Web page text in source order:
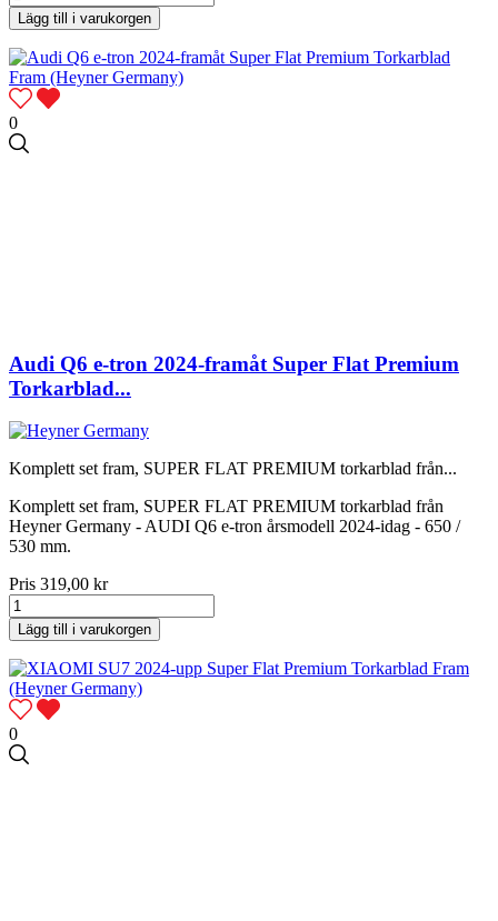
Lägg till i varukorgen
0
Audi Q6 e-tron 2024-framåt Super Flat Premium
Torkarblad...
Komplett set fram, SUPER FLAT PREMIUM torkarblad från...
Komplett set fram, SUPER FLAT PREMIUM torkarblad från
Heyner Germany - AUDI Q6 e-tron årsmodell 2024-idag - 650 /
530 mm.
Pris 319,00 kr
Lägg till i varukorgen
0